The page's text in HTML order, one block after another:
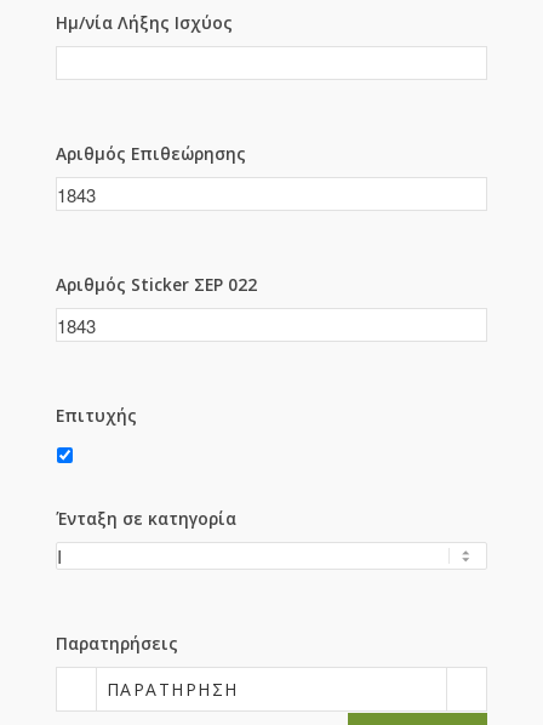
Ημ/νία Λήξης Ισχύος
Αριθμός Επιθεώρησης
Αριθμός Sticker ΣΕΡ 022
Επιτυχής
Ένταξη σε κατηγορία
Παρατηρήσεις
ΠΑΡΑΤΉΡΗΣΗ